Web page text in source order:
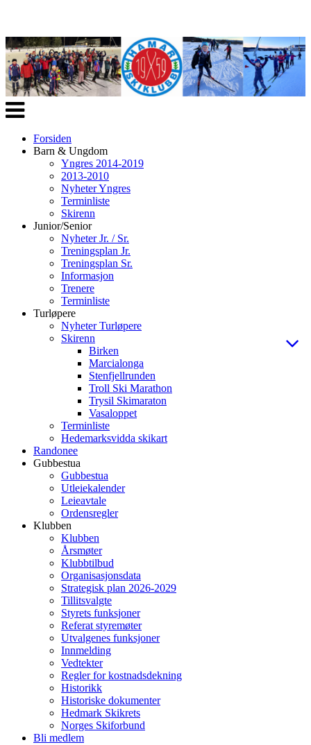
Veksle
navigasjon
Forsiden
Barn & Ungdom
Yngres 2014-2019
2013-2010
Nyheter Yngres
Terminliste
Skirenn
Junior/Senior
Nyheter Jr. / Sr.
Treningsplan Jr.
Treningsplan Sr.
Informasjon
Trenere
Terminliste
Turløpere
Nyheter Turløpere
Skirenn
Birken
Marcialonga
Stenfjellrunden
Troll Ski Marathon
Trysil Skimaraton
Vasaloppet
Terminliste
Hedemarksvidda skikart
Randonee
Gubbestua
Gubbestua
Utleiekalender
Leieavtale
Ordensregler
Klubben
Klubben
Årsmøter
Klubbtilbud
Organisasjonsdata
Strategisk plan 2026-2029
Tillitsvalgte
Styrets funksjoner
Referat styremøter
Utvalgenes funksjoner
Innmelding
Vedtekter
Regler for kostnadsdekning
Historikk
Historiske dokumenter
Hedmark Skikrets
Norges Skiforbund
Bli medlem